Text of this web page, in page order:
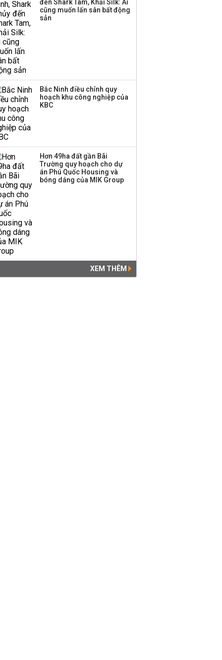
đến Shark Tam, Khải Silk: Ai
cũng muốn lấn sân bất động
sản
Bắc Ninh điều chỉnh quy
hoạch khu công nghiệp của
KBC
Hơn 49ha đất gần Bãi
Trường quy hoạch cho dự
án Phú Quốc Housing và
bóng dáng của MIK Group
XEM THÊM